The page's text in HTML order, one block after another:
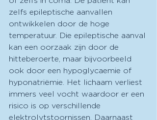
zelfs epileptische aanvallen
ontwikkelen door de hoge
temperatuur. Die epileptische aanval
kan een oorzaak zijn door de
hitteberoerte, maar bijvoorbeeld
ook door een hypoglycaemie of
hyponatriëmie. Het lichaam verliest
immers veel vocht waardoor er een
risico is op verschillende
elektrolytstoornissen. Daarnaast